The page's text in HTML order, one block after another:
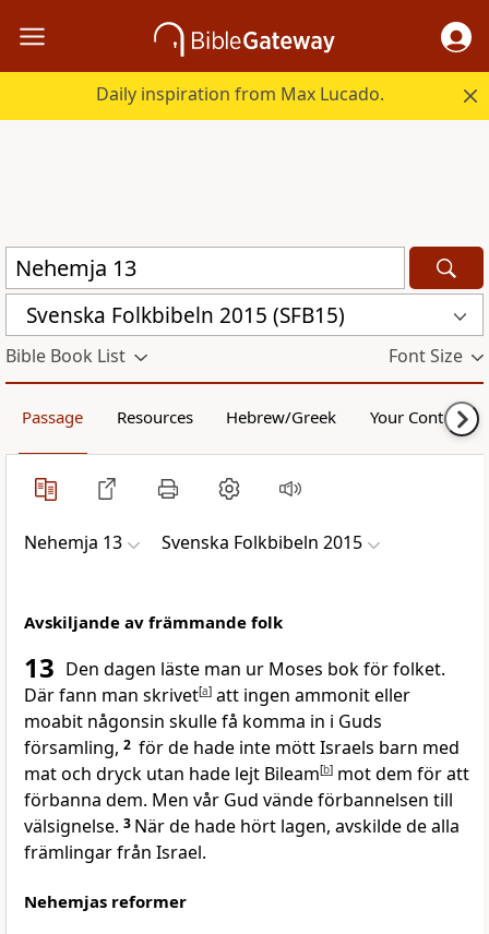
Daily inspiration from Max Lucado.
Svenska Folkbibeln 2015 (SFB15)
Bible Book List Font Size
Passage Resources Hebrew/Greek Your Content
Nehemja 13 Svenska Folkbibeln 2015
Avskiljande av främmande folk
13 Den dagen läste man ur Moses bok för folket.
Där fann man skrivet[a] att ingen ammonit eller
moabit någonsin skulle få komma in i Guds
församling, 2 för de hade inte mött Israels barn med
mat och dryck utan hade lejt Bileam[b] mot dem för att
förbanna dem. Men vår Gud vände förbannelsen till
välsignelse. 3 När de hade hört lagen, avskilde de alla
främlingar från Israel.
Nehemjas reformer